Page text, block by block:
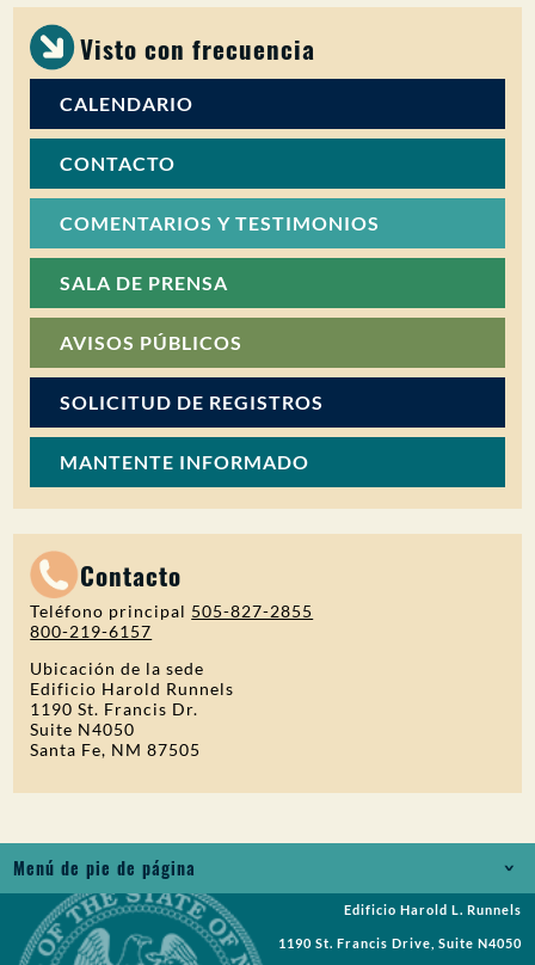
Visto con frecuencia
CALENDARIO
CONTACTO
COMENTARIOS Y TESTIMONIOS
SALA DE PRENSA
AVISOS PÚBLICOS
SOLICITUD DE REGISTROS
MANTENTE INFORMADO
Contacto
Teléfono principal 505-827-2855
800-219-6157
Ubicación de la sede
Edificio Harold Runnels
1190 St. Francis Dr.
Suite N4050
Santa Fe, NM 87505
Menú de pie de página
Empleos
Edificio Harold L. Runnels
1190 St. Francis Drive, Suite N4050